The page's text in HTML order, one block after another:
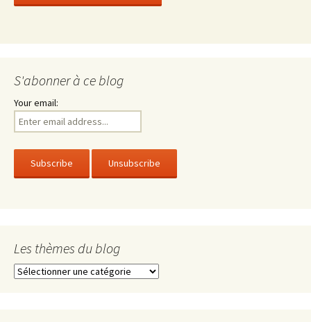
S'abonner à ce blog
Your email:
Les thèmes du blog
Les